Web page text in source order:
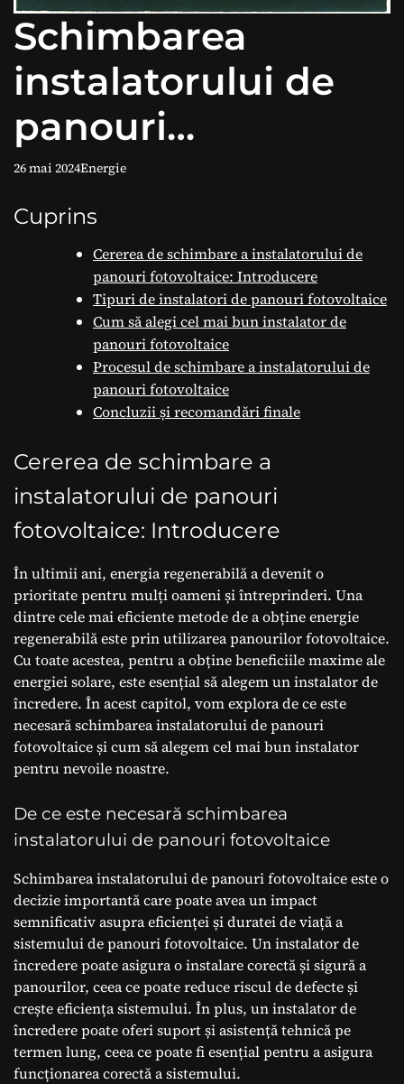
Schimbarea
instalatorului de
panouri
fotovoltaice: Ce
trebuie să știți.
26 mai 2024Energie
Cuprins
Cererea de schimbare a instalatorului de
panouri fotovoltaice: Introducere
Tipuri de instalatori de panouri fotovoltaice
Cum să alegi cel mai bun instalator de
panouri fotovoltaice
Procesul de schimbare a instalatorului de
panouri fotovoltaice
Concluzii și recomandări finale
Cererea de schimbare a
instalatorului de panouri
fotovoltaice: Introducere
În ultimii ani, energia regenerabilă a devenit o
prioritate pentru mulți oameni și întreprinderi. Una
dintre cele mai eficiente metode de a obține energie
regenerabilă este prin utilizarea panourilor fotovoltaice.
Cu toate acestea, pentru a obține beneficiile maxime ale
energiei solare, este esențial să alegem un instalator de
încredere. În acest capitol, vom explora de ce este
necesară schimbarea instalatorului de panouri
fotovoltaice și cum să alegem cel mai bun instalator
pentru nevoile noastre.
De ce este necesară schimbarea
instalatorului de panouri fotovoltaice
Schimbarea instalatorului de panouri fotovoltaice este o
decizie importantă care poate avea un impact
semnificativ asupra eficienței și duratei de viață a
sistemului de panouri fotovoltaice. Un instalator de
încredere poate asigura o instalare corectă și sigură a
panourilor, ceea ce poate reduce riscul de defecte și
crește eficiența sistemului. În plus, un instalator de
încredere poate oferi suport și asistență tehnică pe
termen lung, ceea ce poate fi esențial pentru a asigura
funcționarea corectă a sistemului.